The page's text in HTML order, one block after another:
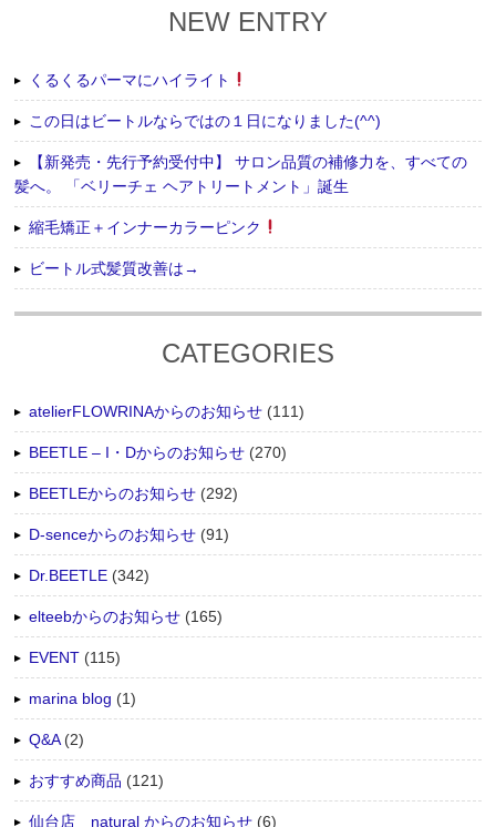
NEW ENTRY
くるくるパーマにハイライト
この日はビートルならではの１日になりました(^^)
【新発売・先行予約受付中】 サロン品質の補修力を、すべての
髪へ。 「ベリーチェ ヘアトリートメント」誕生
縮毛矯正＋インナーカラーピンク
ビートル式髪質改善は→
CATEGORIES
atelierFLOWRINAからのお知らせ (111)
BEETLE – I・Dからのお知らせ (270)
BEETLEからのお知らせ (292)
D-senceからのお知らせ (91)
Dr.BEETLE (342)
elteebからのお知らせ (165)
EVENT (115)
marina blog (1)
Q&A(2)
おすすめ商品 (121)
仙台店 natural からのお知らせ (6)